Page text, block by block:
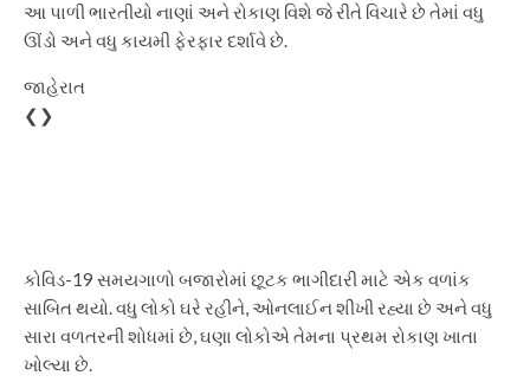
આ પાળી ભારતીયો નાણાં અને રોકાણ વિશે જે રીતે વિચારે છે તેમાં વધુ
ઊંડો અને વધુ કાયમી ફેરફાર દર્શાવે છે.
જાહેરાત
❮❯
કોવિડ-19 સમયગાળો બજારોમાં છૂટક ભાગીદારી માટે એક વળાંક
સાબિત થયો. વધુ લોકો ઘરે રહીને, ઓનલાઈન શીખી રહ્યા છે અને વધુ
સારા વળતરની શોધમાં છે, ઘણા લોકોએ તેમના પ્રથમ રોકાણ ખાતા
ખોલ્યા છે.